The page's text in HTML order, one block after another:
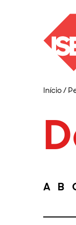
Início/
A B